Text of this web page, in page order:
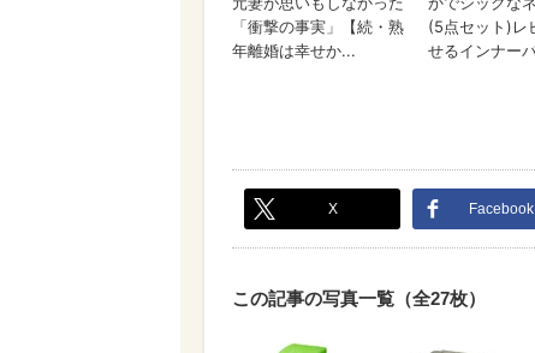
X Facebook
この記事の写真一覧（全27枚）